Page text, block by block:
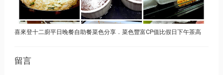
喜來登十二廚平日晚餐自助餐菜色分享．菜色豐富CP值比假日下午茶高
留言